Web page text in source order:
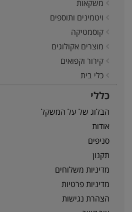
משקאות
ויטמינים ותוספים
קוסמטיקה
מוצרים אקולוגים
קירור וקפואים
כלי בית
כללי
הבלוג של על המשקל
אודות
סניפים
תקנון
מדיניות משלוחים
מדיניות פרטיות
הצהרת נגישות